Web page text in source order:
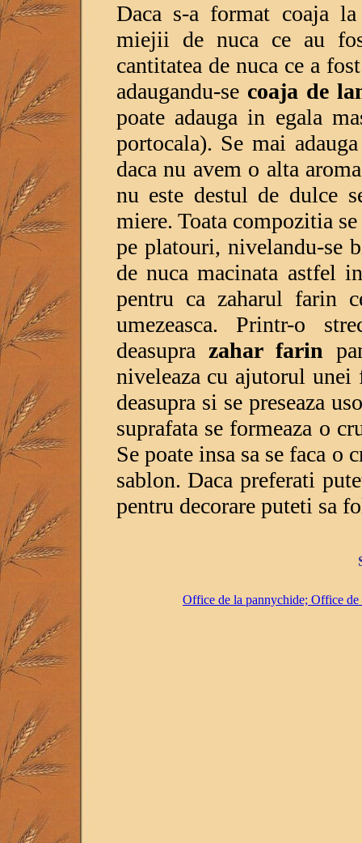
Daca s-a format coaja la
miejii de nuca ce au
cantitatea de nuca ce a
adaugandu-se coaja de
poate adauga in egala
portocala). Se mai
daca nu avem o alta
nu este destul de dulce
miere. Toata compozitia
pe platouri, nivelandu-se
de nuca macinata astfel
pentru ca zaharul farin
umezeasca. Printr-o
deasupra zahar farin
niveleaza cu ajutorul unei
deasupra si se preseaza
suprafata se formeaza o
Se poate insa sa se faca o
sablon. Daca preferati
pentru decorare puteti sa
Office de la pannychide; Office